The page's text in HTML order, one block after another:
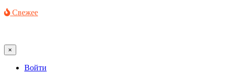
Свежее
×
Войти